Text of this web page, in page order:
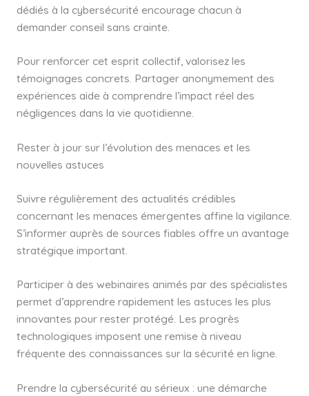
dédiés à la cybersécurité encourage chacun à
demander conseil sans crainte.
Pour renforcer cet esprit collectif, valorisez les
témoignages concrets. Partager anonymement des
expériences aide à comprendre l’impact réel des
négligences dans la vie quotidienne.
Rester à jour sur l’évolution des menaces et les
nouvelles astuces
Suivre régulièrement des actualités crédibles
concernant les menaces émergentes affine la vigilance.
S’informer auprès de sources fiables offre un avantage
stratégique important.
Participer à des webinaires animés par des spécialistes
permet d’apprendre rapidement les astuces les plus
innovantes pour rester protégé. Les progrès
technologiques imposent une remise à niveau
fréquente des connaissances sur la sécurité en ligne.
Prendre la cybersécurité au sérieux : une démarche